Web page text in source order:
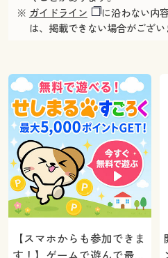
※ ガイドライン
に沿わない内
は、掲載できない場合がござい
【スマホからも参加できま
す！】ゲームで遊んで最大